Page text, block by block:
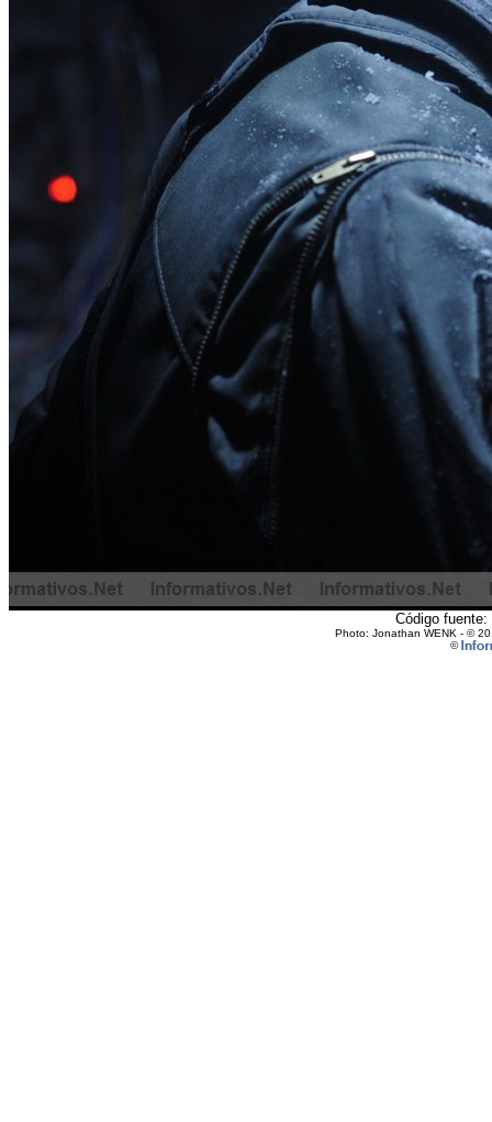
Código
Photo: Jonathan WENK - ©
©